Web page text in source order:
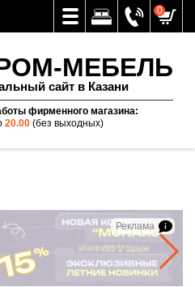
0
МЕБЕЛЬ
сайт в Казани
фирменного магазина:
20.00(без выходных)
Реклама